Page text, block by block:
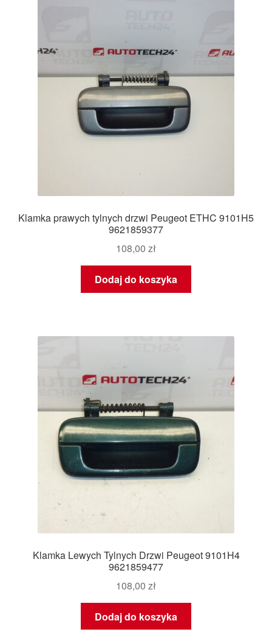
Klamka prawych tylnych drzwi Peugeot ETHC 9101H5
9621859377
108,00 zł
Dodaj do koszyka
Klamka Lewych Tylnych Drzwi Peugeot 9101H4
9621859477
108,00 zł
Dodaj do koszyka